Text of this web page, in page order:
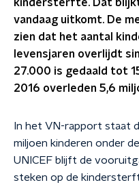
kindersterfte. Dat
vandaag uitkomt. De
zien dat het aantal
levensjaren overlijdt
27.000 is gedaald tot
2016 overleden 5,6
In het VN-rapport staat
miljoen kinderen onder
UNICEF blijft de
steken op de